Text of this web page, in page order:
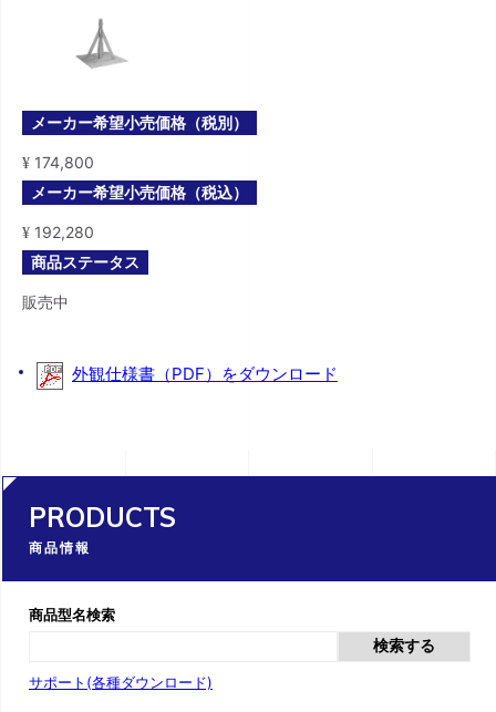
PRODUCTS
商品情報
商品型名検索
検索する
サポート(各種ダウンロード)
メーカー希望小売価格（税別）
¥ 174,800
メーカー希望小売価格（税込）
¥ 192,280
商品ステータス
販売中
外観仕様書（PDF）をダウンロード